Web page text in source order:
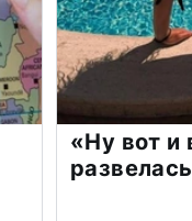
«Ну вот и